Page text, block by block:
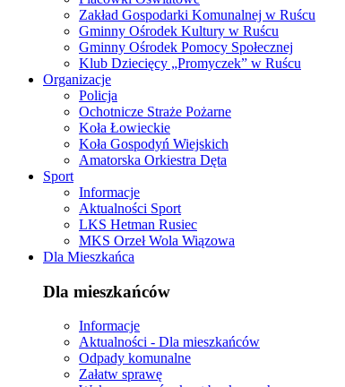
Zakład Gospodarki Komunalnej w Ruścu
Gminny Ośrodek Kultury w Ruścu
Gminny Ośrodek Pomocy Społecznej
Klub Dziecięcy „Promyczek” w Ruścu
Organizacje
Policja
Ochotnicze Straże Pożarne
Koła Łowieckie
Koła Gospodyń Wiejskich
Amatorska Orkiestra Dęta
Sport
Informacje
Aktualności Sport
LKS Hetman Rusiec
MKS Orzeł Wola Wiązowa
Dla Mieszkańca
Dla mieszkańców
Informacje
Aktualności - Dla mieszkańców
Odpady komunalne
Załatw sprawę